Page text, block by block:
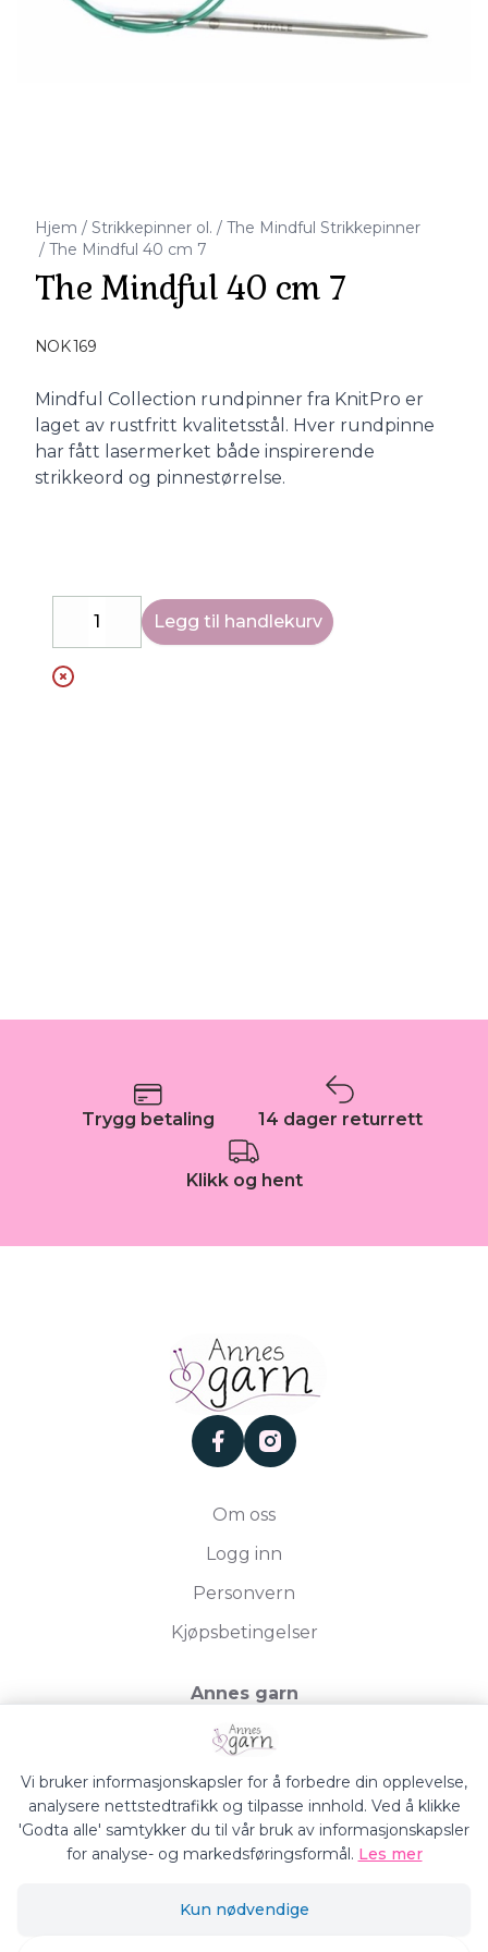
Hjem / Strikkepinner ol. / The Mindful Strikkepinner
/ The Mindful 40 cm 7
The Mindful 40 cm 7
NOK 169
Description
Mindful Collection rundpinner fra KnitPro er
laget av rustfritt kvalitetsstål. Hver rundpinne
har fått lasermerket både inspirerende
strikkeord og pinnestørrelse.
DecreaseIncrease
Legg til handlekurv
Trygg betaling 14 dager returrett
Klikk og hent
facebookinstagram
Om oss
Logg inn
Personvern
Kjøpsbetingelser
Annes garn
Storgata 19, 2750 Gran
Org.nr. 994050613
Vi bruker informasjonskapsler for å forbedre din opplevelse,
analysere nettstedtrafikk og tilpasse innhold. Ved å klikke
'Godta alle' samtykker du til vår bruk av informasjonskapsler
for analyse- og markedsføringsformål. Les mer
Kun nødvendige